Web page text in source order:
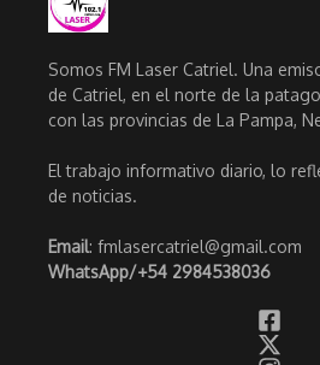
Somos FM Laser Catriel. Una
de Catriel, en el norte de la
con las provincias de La Pampa,
El trabajo informativo diario, lo
de noticias.
Email: fmlasercatriel@gmail.com
WhatsApp/+54 2984538036